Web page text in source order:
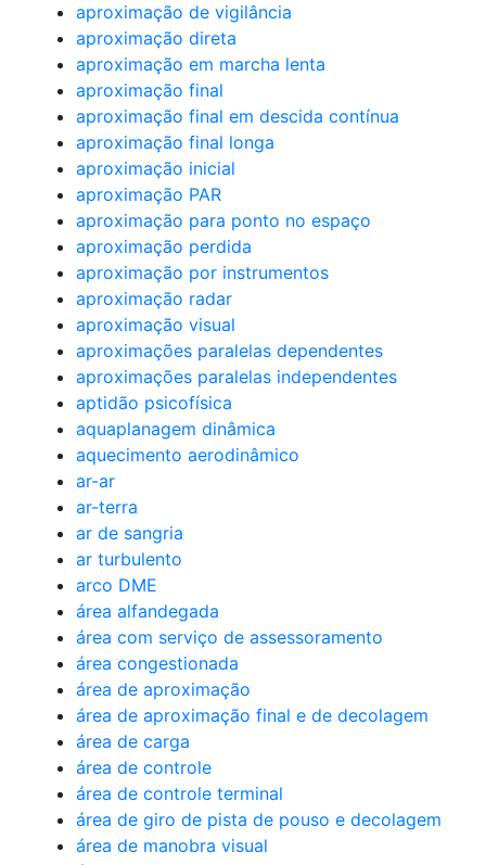
aproximação de vigilância
aproximação direta
aproximação em marcha lenta
aproximação final
aproximação final em descida contínua
aproximação final longa
aproximação inicial
aproximação PAR
aproximação para ponto no espaço
aproximação perdida
aproximação por instrumentos
aproximação radar
aproximação visual
aproximações paralelas dependentes
aproximações paralelas independentes
aptidão psicofísica
aquaplanagem dinâmica
aquecimento aerodinâmico
ar-ar
ar-terra
ar de sangria
ar turbulento
arco DME
área alfandegada
área com serviço de assessoramento
área congestionada
área de aproximação
área de aproximação final e de decolagem
área de carga
área de controle
área de controle terminal
área de giro de pista de pouso e decolagem
área de manobra visual